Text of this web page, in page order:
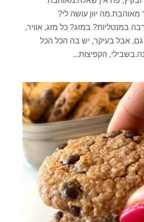
מאוהבת.מה יוון עושה לי?
במנטליות? במזג? כל מזג, אוויר,
גם, אבל בעיקר, יש בה הכל הכל
הקפיצות...